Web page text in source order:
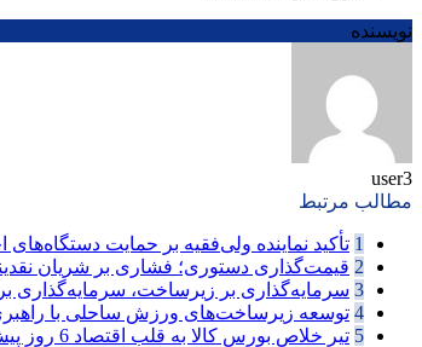
نویسنده
user3
مطالب مرتبط
1 تأکید نماینده ولی‌فقیه بر حمایت دستگاه‌های
2 قیمت‌گذاری دستوری؛ فشاری بر شریان
3 سرمایه‌گذاری بر زیرساخت، سرمایه‌گذاری
4 توسعه زیرساخت‌های ورزش ساحلی با
5 تیر خلاص بورس کالا به قلب اقتصاد 6 روز پیش